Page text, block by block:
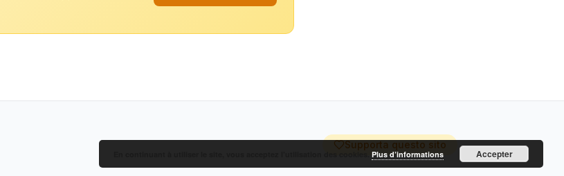
Supporta questo sito
Plus d’informations Accepter